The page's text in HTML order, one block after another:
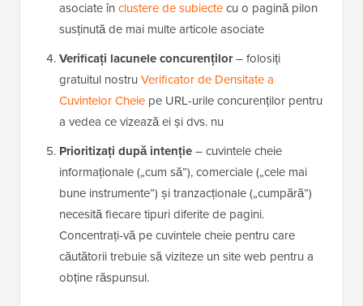
asociate în clustere de subiectecu o pagină pilon
susținută de mai multe articole asociate
Verificați lacunele concurenților– folosiți
gratuitul nostru Verificator de Densitate a
Cuvintelor Cheie pe URL-urile concurenților pentru
a vedea ce vizează ei și dvs. nu
Prioritizați după intenție– cuvintele cheie
informaționale („cum să”), comerciale („cele mai
bune instrumente”) și tranzacționale („cumpără”)
necesită fiecare tipuri diferite de pagini.
Concentrați-vă pe cuvintele cheie pentru care
căutătorii trebuie să viziteze un site web pentru a
obține răspunsul.